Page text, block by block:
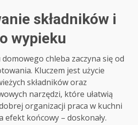
składników i
wypieku
chleba zaczyna się od
Kluczem jest użycie
składników oraz
narzędzi, które ułatwią
organizacji praca w kuchni
efekt końcowy – doskonały.